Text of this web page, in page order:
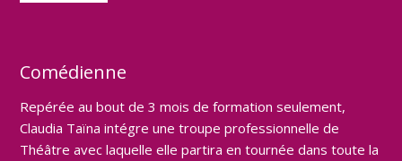
Comédienne
Repérée au bout de 3 mois de formation seulement,
Claudia Taïna intégre une troupe professionnelle de
Théâtre avec laquelle elle partira en tournée dans toute la